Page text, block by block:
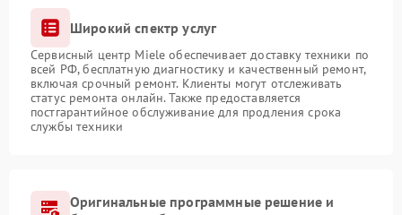
Широкий спектр услуг
Сервисный центр Miele обеспечивает доставку техники по
всей РФ, бесплатную диагностику и качественный ремонт,
включая срочный ремонт. Клиенты могут отслеживать
статус ремонта онлайн. Также предоставляется
постгарантийное обслуживание для продления срока
службы техники
Оригинальные программные решение и